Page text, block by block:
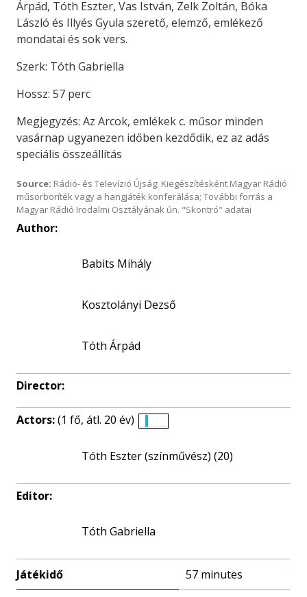
Árpád, Tóth Eszter, Vas István, Zelk Zoltán, Bóka
László és Illyés Gyula szerető, elemző, emlékező
mondatai és sok vers.
Szerk: Tóth Gabriella
Hossz: 57 perc
Megjegyzés: Az Arcok, emlékek c. műsor minden
vasárnap ugyanezen időben kezdődik, ez az adás
speciális összeállítás
Source: Rádió- és Televízió Újság; Kiegészítésként Magyar Rádió
műsorboríték vagy a hangjáték konferálása; További forrás a
Magyar Rádió Irodalmi Osztályának ún. "Skontró" adatai
Author:
Babits Mihály
Kosztolányi Dezső
Tóth Árpád
Director:
Actors:(1 fő, átl. 20 év)
eloszlás
Tóth Eszter (színművész) (20)
Editor:
Tóth Gabriella
Játékidő 57 minutes